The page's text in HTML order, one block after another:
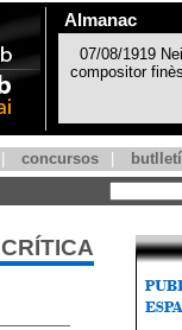
Almanac
concursos butlletí
CRÍTICA